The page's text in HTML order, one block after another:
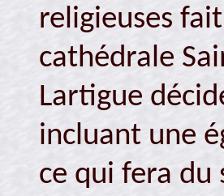
religieuses
cathédrale
Lartigue
incluant une
ce qui fera